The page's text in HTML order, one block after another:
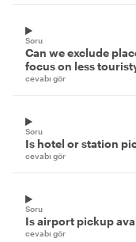
Soru
Can we exclude
focus on less
cevabı gör
Soru
Is hotel or station
cevabı gör
Soru
Is airport pickup
cevabı gör